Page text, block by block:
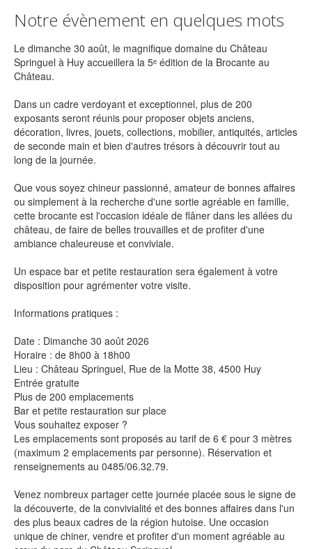
Notre évènement en quelques mots
Le dimanche 30 août, le magnifique domaine du Château
Springuel à Huy accueillera la 5ᵉ édition de la Brocante au
Château.
Dans un cadre verdoyant et exceptionnel, plus de 200
exposants seront réunis pour proposer objets anciens,
décoration, livres, jouets, collections, mobilier, antiquités, articles
de seconde main et bien d'autres trésors à découvrir tout au
long de la journée.
Que vous soyez chineur passionné, amateur de bonnes affaires
ou simplement à la recherche d'une sortie agréable en famille,
cette brocante est l'occasion idéale de flâner dans les allées du
château, de faire de belles trouvailles et de profiter d'une
ambiance chaleureuse et conviviale.
Un espace bar et petite restauration sera également à votre
disposition pour agrémenter votre visite.
Informations pratiques :
Date : Dimanche 30 août 2026
Horaire : de 8h00 à 18h00
Lieu : Château Springuel, Rue de la Motte 38, 4500 Huy
Entrée gratuite
Plus de 200 emplacements
Bar et petite restauration sur place
Vous souhaitez exposer ?
Les emplacements sont proposés au tarif de 6 € pour 3 mètres
(maximum 2 emplacements par personne). Réservation et
renseignements au 0485/06.32.79.
Venez nombreux partager cette journée placée sous le signe de
la découverte, de la convivialité et des bonnes affaires dans l'un
des plus beaux cadres de la région hutoise. Une occasion
unique de chiner, vendre et profiter d'un moment agréable au